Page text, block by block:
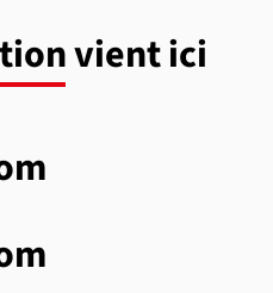
vient ici